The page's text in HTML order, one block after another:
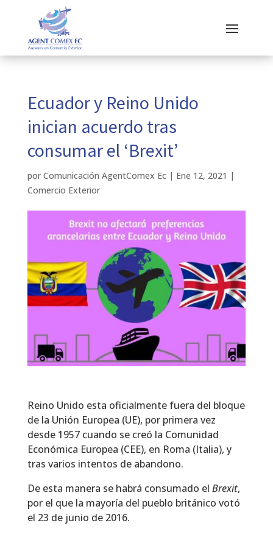
Ecuador y Reino Unido
inician acuerdo tras
consumar el ‘Brexit’
por Comunicación AgentComex Ec| Ene 12, 2021 |
Comercio Exterior
Reino Unido esta oficialmente fuera del bloque
de la Unión Europea (UE), por primera vez
desde 1957 cuando se creó la Comunidad
Económica Europea (CEE), en Roma (Italia), y
tras varios intentos de abandono.
De esta manera se habrá consumado el Brexit,
por el que la mayoría del pueblo británico votó
el 23 de junio de 2016.